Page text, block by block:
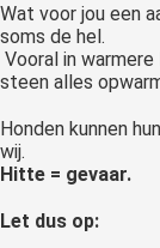
Wat voor jou een
soms de hel.
Vooral in
steen alles
Honden kunnen
wij.
Hitte = gevaar.
Let dus op: